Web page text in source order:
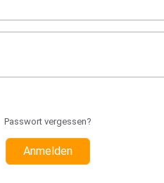
Passwort vergessen?
Anmelden